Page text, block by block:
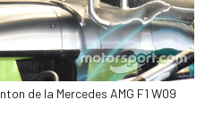
de la Mercedes AMG F1 W09